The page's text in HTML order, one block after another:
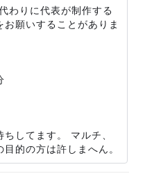
わりに代表が制作する
願いすることがありま
してます。 マルチ、
的の方は許しまへん。